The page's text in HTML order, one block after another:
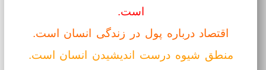
است.
اقتصاد درباره پول در زندگی انسان است.
منطق شیوه درست اندیشیدن انسان است.